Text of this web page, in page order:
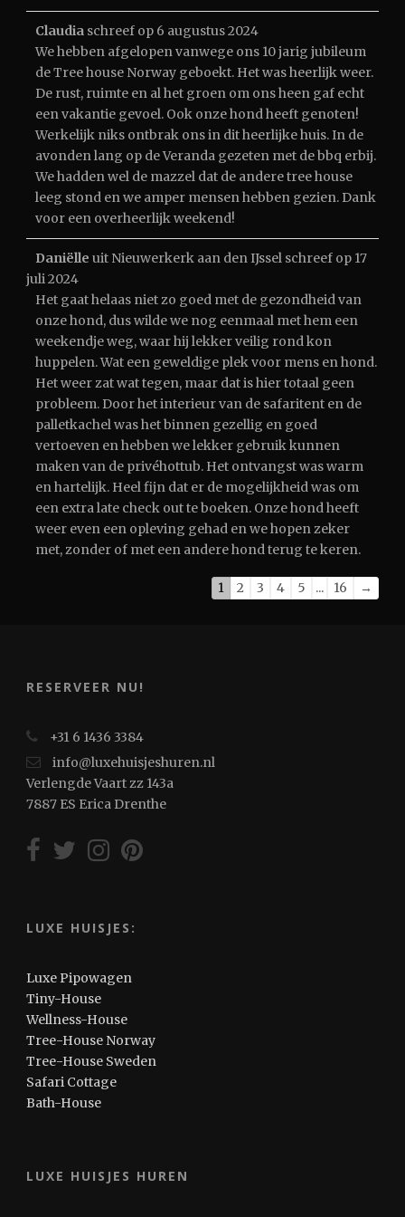
Claudia schreef op 6 augustus 2024
We hebben afgelopen vanwege ons 10 jarig jubileum
de Tree house Norway geboekt. Het was heerlijk weer.
De rust, ruimte en al het groen om ons heen gaf echt
een vakantie gevoel. Ook onze hond heeft genoten!
Werkelijk niks ontbrak ons in dit heerlijke huis. In de
avonden lang op de Veranda gezeten met de bbq erbij.
We hadden wel de mazzel dat de andere tree house
leeg stond en we amper mensen hebben gezien. Dank
voor een overheerlijk weekend!
Daniëlle uit Nieuwerkerk aan den IJssel schreef op 17
juli 2024
Het gaat helaas niet zo goed met de gezondheid van
onze hond, dus wilde we nog eenmaal met hem een
weekendje weg, waar hij lekker veilig rond kon
huppelen. Wat een geweldige plek voor mens en hond.
Het weer zat wat tegen, maar dat is hier totaal geen
probleem. Door het interieur van de safaritent en de
palletkachel was het binnen gezellig en goed
vertoeven en hebben we lekker gebruik kunnen
maken van de privéhottub. Het ontvangst was warm
en hartelijk. Heel fijn dat er de mogelijkheid was om
een extra late check out te boeken. Onze hond heeft
weer even een opleving gehad en we hopen zeker
met, zonder of met een andere hond terug te keren.
1 2 3 4 5 ... 16 →
RESERVEER NU!
+31 6 1436 3384
info@luxehuisjeshuren.nl
Verlengde Vaart zz 143a
7887 ES Erica Drenthe
LUXE HUISJES:
Luxe Pipowagen
Tiny-House
Wellness-House
Tree-House Norway
Tree-House Sweden
Safari Cottage
Bath-House
LUXE HUISJES HUREN